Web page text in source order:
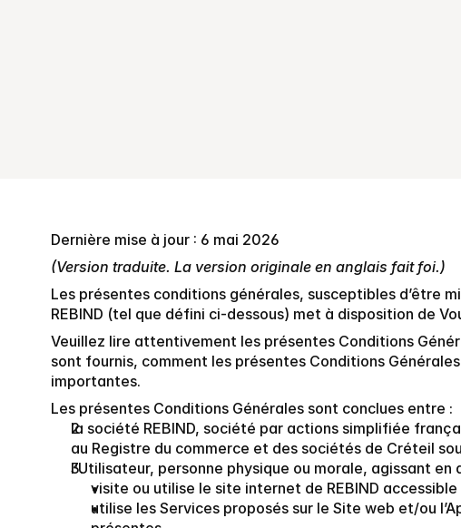
Dernière mise à jour : 6 mai 2026
(Version traduite. La version originale en anglais fait foi.)
Les présentes conditions générales, susceptibles d’être
REBIND (tel que défini ci-dessous) met à disposition de
Veuillez lire attentivement les présentes Conditions
sont fournis, comment les présentes Conditions
importantes.
Les présentes Conditions Générales sont conclues entre :
la société REBIND, société par actions simplifiée
au Registre du commerce et des sociétés de Créteil
l’Utilisateur, personne physique ou morale, agissant
visite ou utilise le site internet de REBIND
utilise les Services proposés sur le Site web et/ou